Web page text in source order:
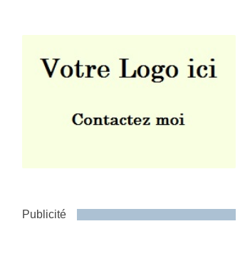
Publicité